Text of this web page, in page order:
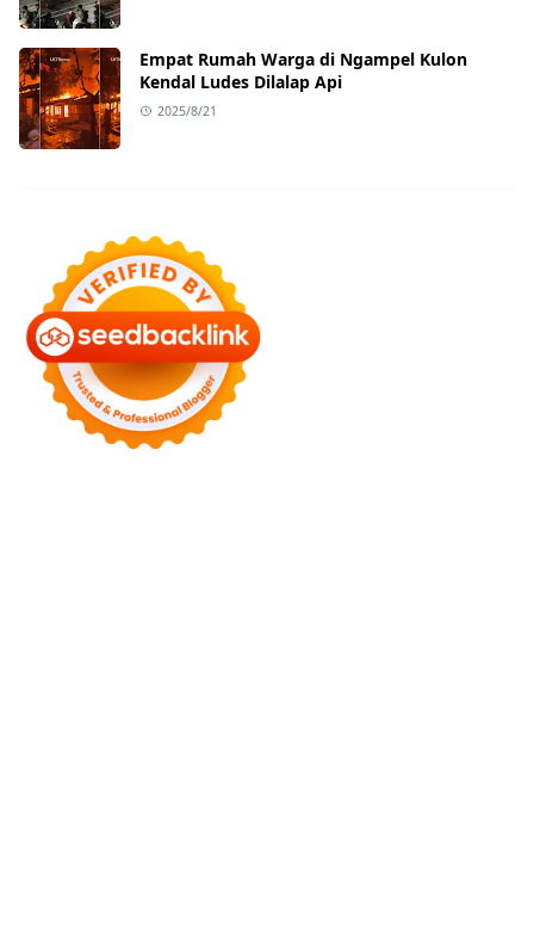
Empat Rumah Warga di Ngampel Kulon
Kendal Ludes Dilalap Api
2025/8/21